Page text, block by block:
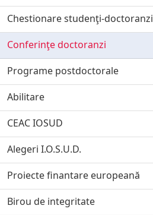
Chestionare studenţi-doctoranzi
Conferinţe doctoranzi
Programe postdoctorale
Abilitare
CEAC IOSUD
Alegeri I.O.S.U.D.
Proiecte finantare europeană
Birou de integritate